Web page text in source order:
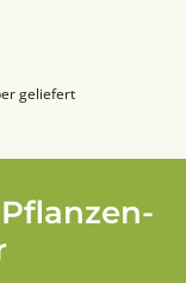
geliefert